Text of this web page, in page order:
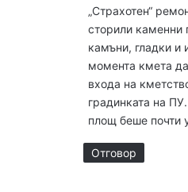
„Страхотен“
сторили каменни
камъни, гладки и
момента кмета
входа на
градинката на
площ беше
Отговор